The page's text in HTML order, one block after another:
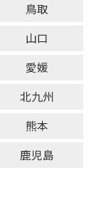
鳥取
山口
愛媛
北九州
熊本
鹿児島